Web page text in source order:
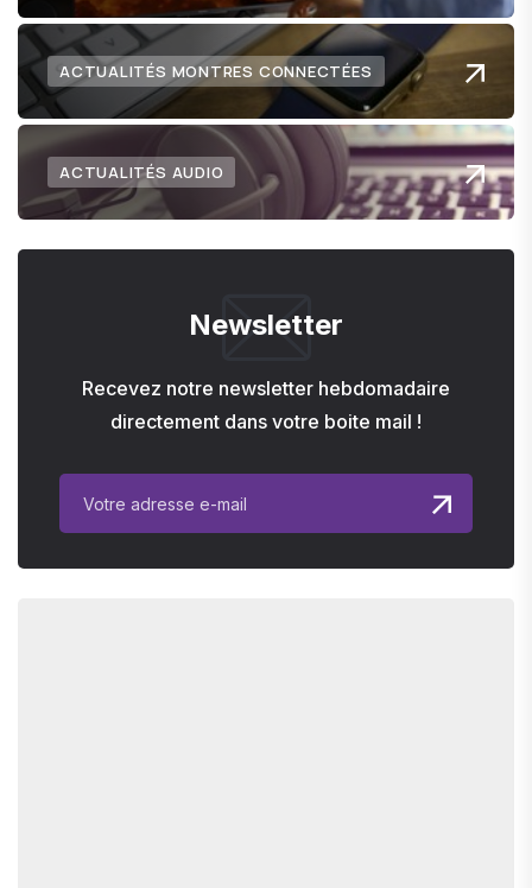
ACTUALITÉS MONTRES CONNECTÉES
ACTUALITÉS AUDIO
Newsletter
Recevez notre newsletter hebdomadaire
directement dans votre boite mail !